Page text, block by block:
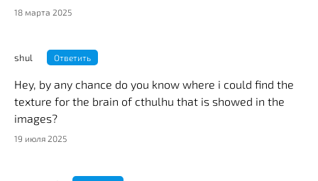
18 марта 2025
shul Ответить
Hey, by any chance do you know where i could find the
texture for the brain of cthulhu that is showed in the
images?
19 июля 2025